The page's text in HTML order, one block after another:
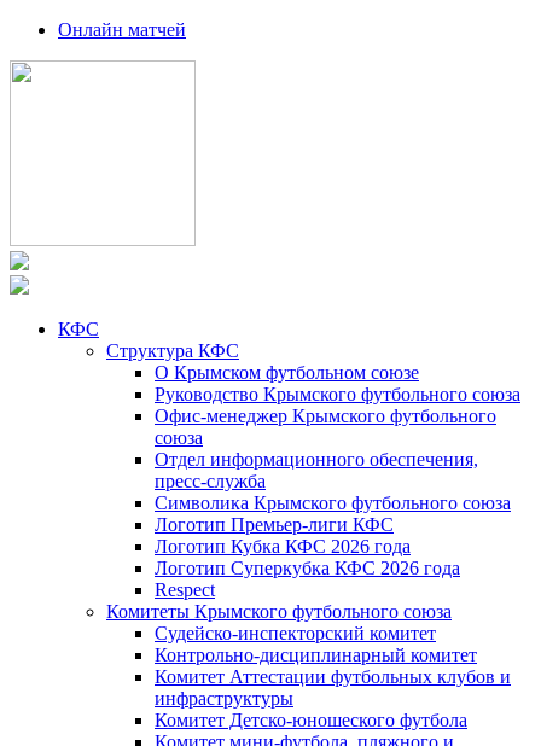
Онлайн матчей
КФС
Структура КФС
О Крымском футбольном союзе
Руководство Крымского футбольного союза
Офис-менеджер Крымского футбольного
союза
Отдел информационного обеспечения,
пресс-служба
Символика Крымского футбольного союза
Логотип Премьер-лиги КФС
Логотип Кубка КФС 2026 года
Логотип Суперкубка КФС 2026 года
Respect
Комитеты Крымского футбольного союза
Судейско-инспекторский комитет
Контрольно-дисциплинарный комитет
Комитет Аттестации футбольных клубов и
инфраструктуры
Комитет Детско-юношеского футбола
Комитет мини-футбола, пляжного и